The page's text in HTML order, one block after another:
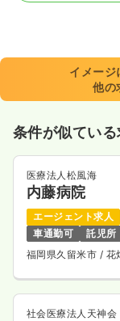
8:30～17:30
月給23万円以上
気に
イメージ
他の
条件が似ている
医療法人松風海
内藤病院
エージェント求人
車通勤可
託児所
福岡県久留米市 / 花
社会医療法人天神会